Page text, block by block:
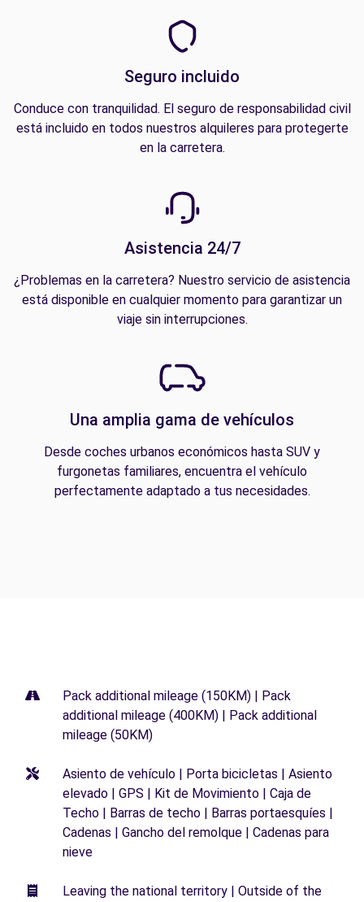
Seguro incluido
Conduce con tranquilidad. El seguro de responsabilidad civil
está incluido en todos nuestros alquileres para protegerte
en la carretera.
Asistencia 24/7
¿Problemas en la carretera? Nuestro servicio de asistencia
está disponible en cualquier momento para garantizar un
viaje sin interrupciones.
Una amplia gama de vehículos
Desde coches urbanos económicos hasta SUV y
furgonetas familiares, encuentra el vehículo
perfectamente adaptado a tus necesidades.
Pack additional mileage (150KM) | Pack
additional mileage (400KM) | Pack additional
mileage (50KM)
Asiento de vehículo | Porta bicicletas | Asiento
elevado | GPS | Kit de Movimiento | Caja de
Techo | Barras de techo | Barras portaesquíes |
Cadenas | Gancho del remolque | Cadenas para
nieve
Leaving the national territory | Outside of the